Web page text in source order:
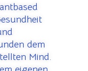
dem
Mind.